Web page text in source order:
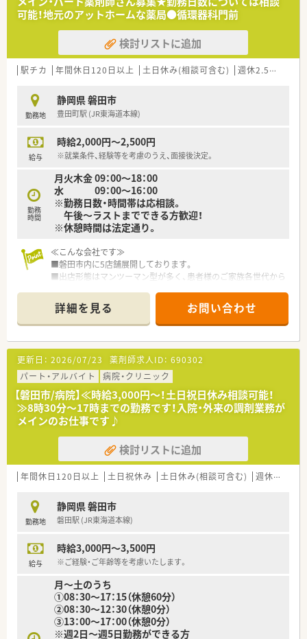
可能！地元のアットホームな薬局●循環器科門前
検討リストに追加
駅チカ 年間休日120日以上 土日休み(相談可含む) 週休2.5日以上
勤務地
静岡県 磐田市
豊田町駅 (JR東海道本線)
給与
時給2,000円～2,500円
※就業条件、経験等を考慮のうえ、面接後決定。
勤務
時間
月火木金 09：00～18：00
水 09：00～16：00
※勤務日数・時間帯は応相談。
午後～ラストまでできる方歓迎！
※休憩時間は法定通り。
≪こんな会社です≫
■磐田市内に5店舗展開しております。
■出店形態はマンツーマン型が多く、患者様のご家族各世代から
■かかりつけ薬局として従業員は積極的に認定薬剤師を取得し
ております。
■今後も同地域に根ざした地域医療、無理な異動の心配もござい
ません。
≪薬局について≫
■循環器科クリニック門前！
■嬉しい土日祝お休みの店舗です。
■18時閉局の薬局です。
詳細を見る お問い合わせ
更新日： 2026/07/23 薬剤師求人ID： 690302
パート・アルバイト
病院・クリニック
【磐田市/病院】≪時給3,000円～！土日祝日休み相談可能！
≫8時30分～17時までの勤務です！入院・外来の調剤業務が
メインのお仕事です♪
検討リストに追加
年間休日120日以上 土日祝休み 土日休み(相談可含む) 週休2.5日以上
勤務地
静岡県 磐田市
磐田駅 (JR東海道本線)
給与
時給3,000円～3,500円
※ご経験・ご年齢等を考慮いたします。
月～土のうち
①08：30～17：15（休憩60分）
②08：30～12：30（休憩0分）
③13：00～17：00（休憩0分）
※週2日～週5日勤務ができる方